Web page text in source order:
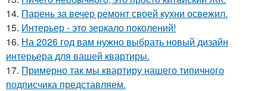
14. Парень за вечер ремонт своей кухни освежил.
15. Интерьер - это зеркало поколений!
16. На 2026 год вам нужно выбрать новый дизайн
интерьера для вашей квартиры.
17. Примерно так мы квартиру нашего типичного
подписчика представляем.